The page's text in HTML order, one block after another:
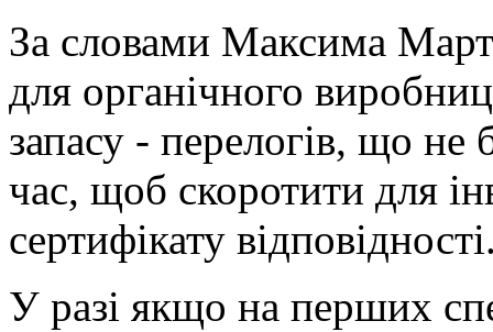
За словами Максима
для органічного
запасу - перелогів, що не
час, щоб скоротити для
сертифікату
У разі якщо на перших